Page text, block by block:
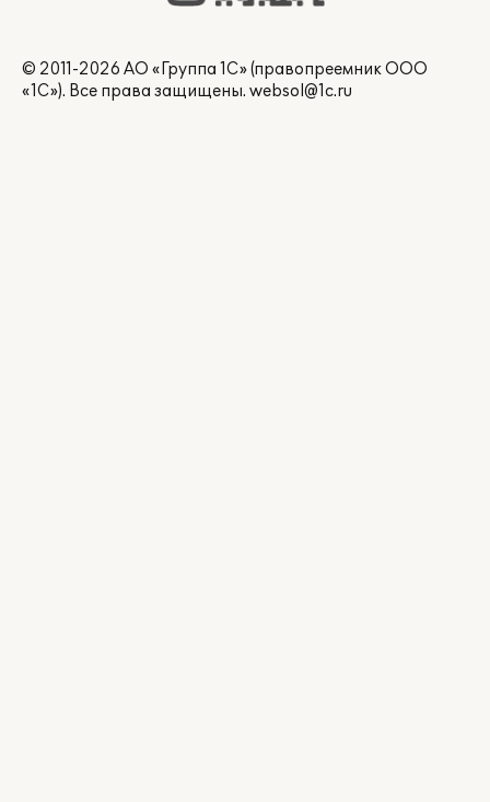
© 2011-2026 АО «Группа 1С» (правопреемник ООО
«1С»). Все права защищены. websol@1c.ru